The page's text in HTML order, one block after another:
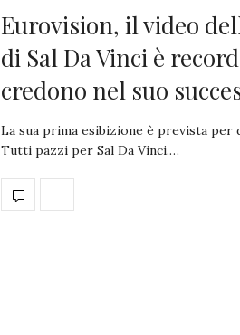
Eurovision, il video
di Sal Da Vinci è
credono nel suo
La sua prima esibizione è prevista per
Tutti pazzi per Sal Da Vinci.…